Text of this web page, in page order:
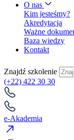
O nas
Kim jesteśmy?
Akredytacja
Ważne
Baza wiedzy
Kontakt
Znajdź szkolenie
(+22) 422 30 30
e-Akademia